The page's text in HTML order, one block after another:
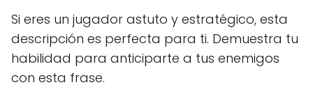
Si eres un jugador astuto y estratégico, esta
descripción es perfecta para ti. Demuestra tu
habilidad para anticiparte a tus enemigos
con esta frase.